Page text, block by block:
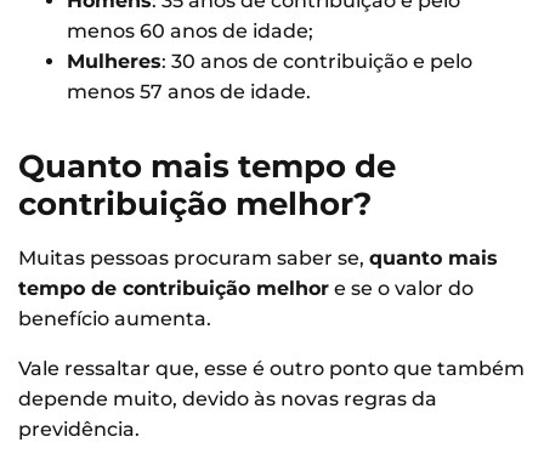
menos 60 anos de idade;
Mulheres: 30 anos de contribuição e pelo
menos 57 anos de idade.
Quanto mais tempo de
contribuição melhor?
Muitas pessoas procuram saber se, quanto mais
tempo de contribuição melhor e se o valor do
benefício aumenta.
Vale ressaltar que, esse é outro ponto que também
depende muito, devido às novas regras da
previdência.